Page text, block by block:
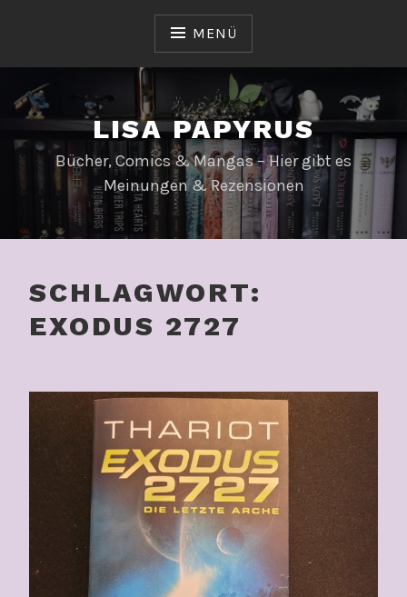
MENÜ
LISA PAPYRUS
Bücher, Comics & Mangas – Hier gibt es
Meinungen & Rezensionen
SCHLAGWORT:
EXODUS 2727